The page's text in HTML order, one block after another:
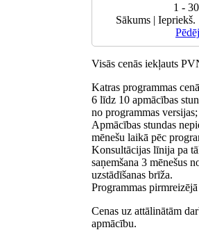
1 -
Sākums |
Visās cenās iekļauts
Katras programmas
6 līdz 10 apmācības
no programmas versijas;
Apmācības stundas
mēnešu laikā pēc
Konsultācijas līnija pa
saņemšana 3 mēnešus
uzstādīšanas brīža.
Programmas
Cenas uz attālinātām
apmācību.